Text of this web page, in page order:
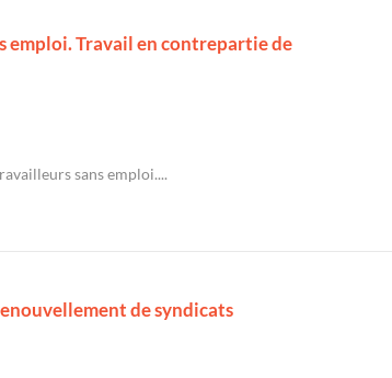
emploi. Travail en contrepartie de
sans emploi....
de syndicats